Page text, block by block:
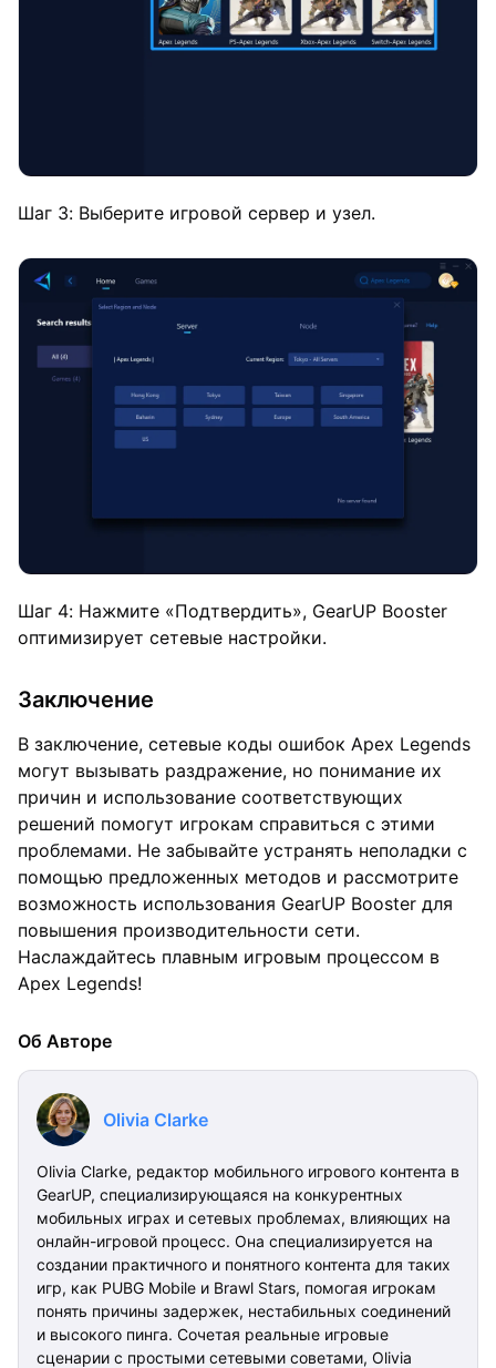
Шаг 3: Выберите игровой сервер и узел.
Шаг 4: Нажмите «Подтвердить», GearUP Booster
оптимизирует сетевые настройки.
Заключение
В заключение, сетевые коды ошибок Apex Legends
могут вызывать раздражение, но понимание их
причин и использование соответствующих
решений помогут игрокам справиться с этими
проблемами. Не забывайте устранять неполадки с
помощью предложенных методов и рассмотрите
возможность использования GearUP Booster для
повышения производительности сети.
Наслаждайтесь плавным игровым процессом в
Apex Legends!
Об Авторе
Olivia Clarke
Olivia Clarke, редактор мобильного игрового контента в
GearUP, специализирующаяся на конкурентных
мобильных играх и сетевых проблемах, влияющих на
онлайн-игровой процесс. Она специализируется на
создании практичного и понятного контента для таких
игр, как PUBG Mobile и Brawl Stars, помогая игрокам
понять причины задержек, нестабильных соединений
и высокого пинга. Сочетая реальные игровые
сценарии с простыми сетевыми советами, Olivia